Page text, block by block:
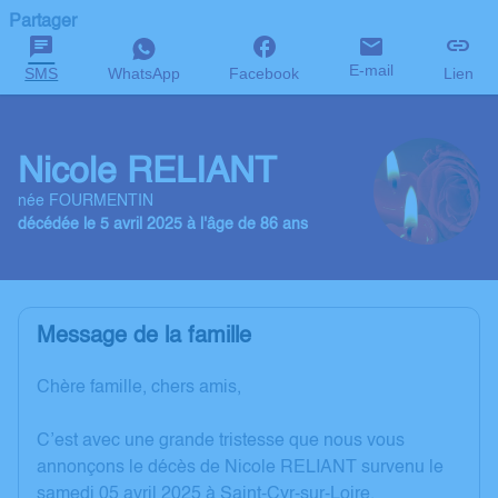
Partager
SMS WhatsApp Facebook E-mail Lien
Nicole RELIANT
née FOURMENTIN
décédée le 5 avril 2025 à l'âge de 86 ans
Message de la famille
Chère famille, chers amis,
C’est avec une grande tristesse que nous vous
annonçons le décès de Nicole RELIANT survenu le